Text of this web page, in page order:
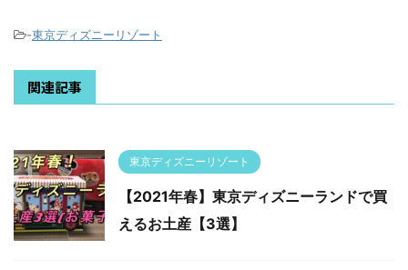
-東京ディズニーリゾート
関連記事
東京ディズニーリゾート
【2021年春】東京ディズニーランドで買
えるお土産【3選】